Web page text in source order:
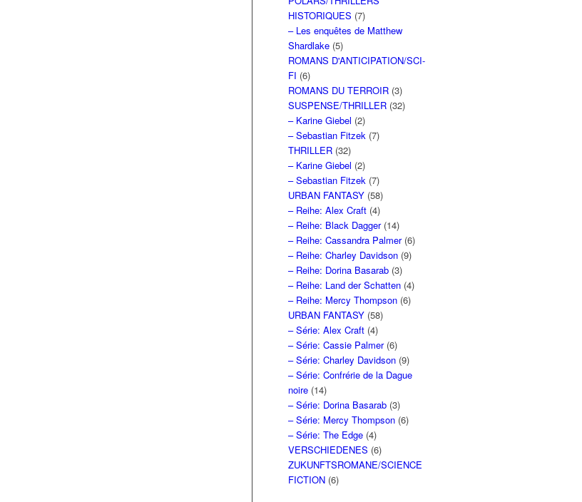
HISTORIQUES (7)
– Les enquêtes de Matthew
Shardlake (5)
ROMANS D'ANTICIPATION/SCI-
FI (6)
ROMANS DU TERROIR (3)
SUSPENSE/THRILLER (32)
– Karine Giebel (2)
– Sebastian Fitzek (7)
THRILLER (32)
– Karine Giebel (2)
– Sebastian Fitzek (7)
URBAN FANTASY (58)
– Reihe: Alex Craft (4)
– Reihe: Black Dagger(14)
– Reihe: Cassandra Palmer(6)
– Reihe: Charley Davidson (9)
– Reihe: Dorina Basarab (3)
– Reihe: Land der Schatten (4)
– Reihe: Mercy Thompson (6)
URBAN FANTASY (58)
– Série: Alex Craft (4)
– Série: Cassie Palmer(6)
– Série: Charley Davidson (9)
– Série: Confrérie de la Dague
noire (14)
– Série: Dorina Basarab (3)
– Série: Mercy Thompson (6)
– Série: The Edge (4)
VERSCHIEDENES (6)
ZUKUNFTSROMANE/SCIENCE
FICTION (6)